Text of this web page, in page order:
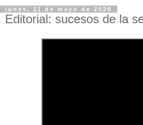
lunes, 11 de mayo de 2026
Editorial: sucesos de la